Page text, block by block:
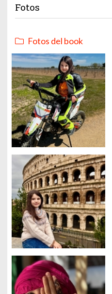
Fotos
Fotos del book